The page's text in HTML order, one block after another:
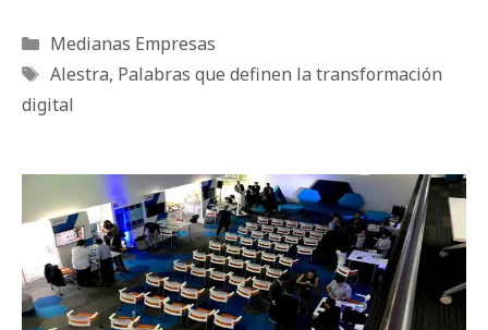
Categorías
Medianas Empresas
Etiquetas
Alestra, Palabras que definen la transformación
digital